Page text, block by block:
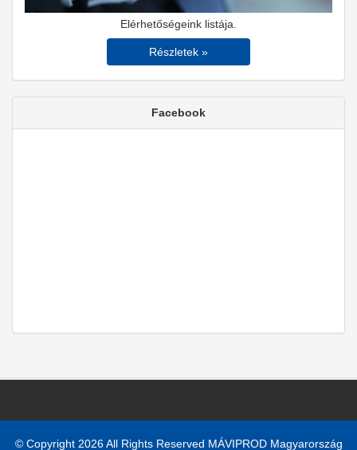
Elérhetőségeink listája.
Részletek »
Facebook
© Copyright 2026 All Rights Reserved MÁVIPROD Magyarország